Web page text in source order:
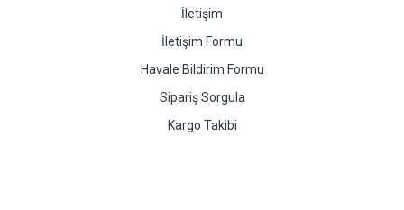
İletişim
İletişim Formu
Havale Bildirim Formu
Sipariş Sorgula
Kargo Takibi